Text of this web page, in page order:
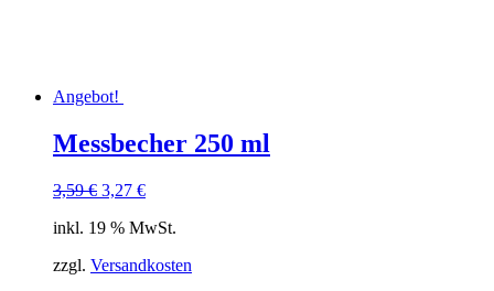
Angebot!
Messbecher 250 ml
3,59€ Ursprünglicher
war:
3,27 €Aktueller
ist:
inkl. 19 % MwSt.
zzgl. Versandkosten